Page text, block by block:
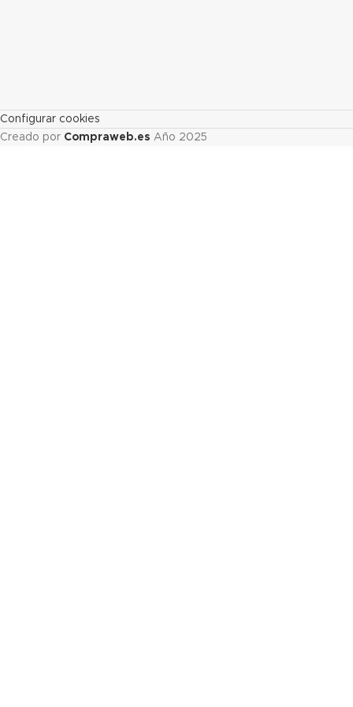
Configurar cookies
Creado por Compraweb.es Año 2025